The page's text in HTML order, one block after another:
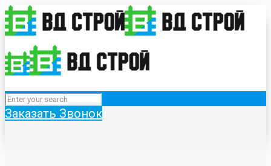
Заказать Звонок